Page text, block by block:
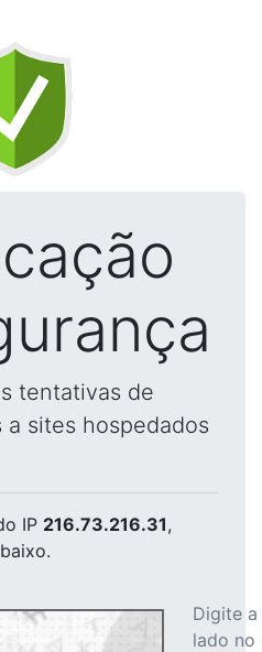
tentativas de
a sites hospedados
IP 216.73.216.31,
Digite
lado no